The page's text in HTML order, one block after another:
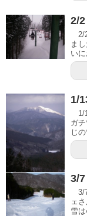
2/
2/
ま
い
1/
1/
ガ
じ
3/
3/
ェ
雪